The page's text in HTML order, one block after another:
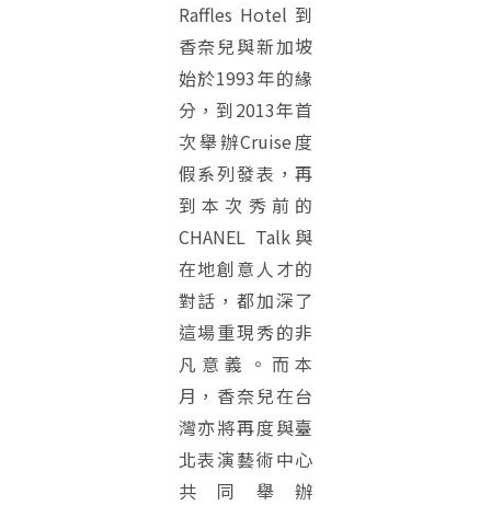
Raffles Hotel 到
香奈兒與新加坡
始於1993年的緣
分，到2013年首
次舉辦Cruise度
假系列發表，再
到本次秀前的
CHANEL Talk與
在地創意人才的
對話，都加深了
這場重現秀的非
凡意義。而本
月，香奈兒在台
灣亦將再度與臺
北表演藝術中心
共同舉辦